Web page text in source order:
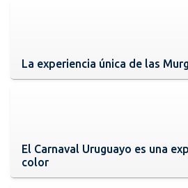
La experiencia única de las
El Carnaval Uruguayo es una
color